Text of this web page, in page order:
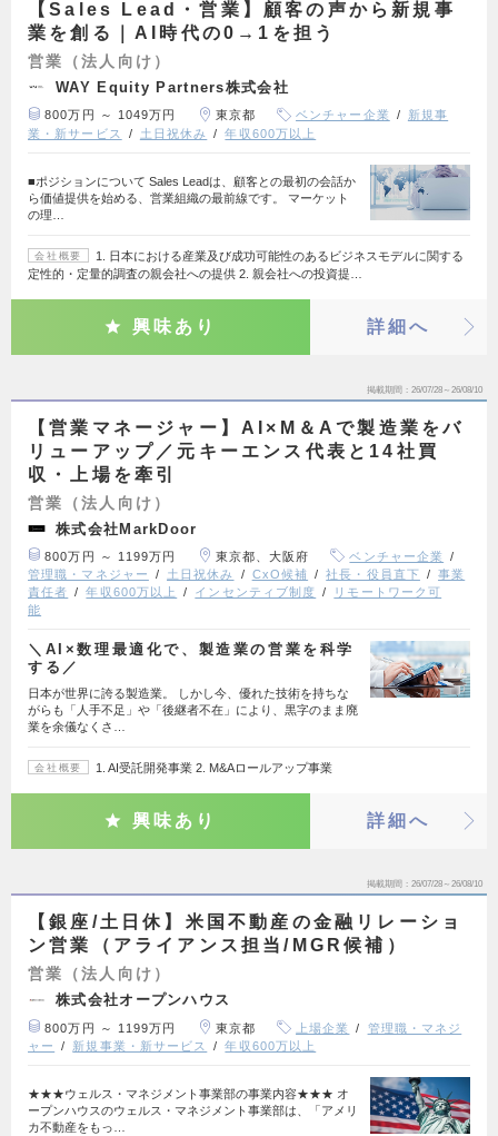
【Sales Lead・営業】顧客の声から新規事
業を創る｜AI時代の0→1を担う
営業（法人向け）
WAY Equity Partners株式会社
800万円 ～ 1049万円 東京都 ベンチャー企業
新規事
業・新サービス
土日祝休み 年収600万以上
■ポジションについて Sales Leadは、顧客との最初の会話か
ら価値提供を始める、営業組織の最前線です。 マーケット
の理…
会社概要
1. 日本における産業及び成功可能性のあるビジネスモデルに関する
定性的・定量的調査の親会社への提供 2. 親会社への投資提…
興味あり 詳細へ
掲載期間 26/07/28～26/08/10
【営業マネージャー】AI×M＆Aで製造業をバ
リューアップ／元キーエンス代表と14社買
収・上場を牽引
営業（法人向け）
株式会社MarkDoor
800万円 ～ 1199万円 東京都、大阪府
ベンチャー企業
管理職・マネジャー
土日祝休み CxO候補 社長・役員直下
事業
責任者
年収600万以上 インセンティブ制度
リモートワーク可
能
＼AI×数理最適化で、製造業の営業を科学
する／
日本が世界に誇る製造業。 しかし今、優れた技術を持ちな
がらも「人手不足」や「後継者不在」により、黒字のまま廃
業を余儀なくさ…
会社概要 1. AI受託開発事業 2. M&Aロールアップ事業
興味あり 詳細へ
掲載期間 26/07/28～26/08/10
【銀座/土日休】米国不動産の金融リレーショ
ン営業（アライアンス担当/MGR候補）
営業（法人向け）
株式会社オープンハウス
800万円 ～ 1199万円 東京都 上場企業
管理職・マネジ
ャー
新規事業・新サービス 年収600万以上
★★★ウェルス・マネジメント事業部の事業内容★★★ オ
ープンハウスのウェルス・マネジメント事業部は、「アメリ
カ不動産をもっ…